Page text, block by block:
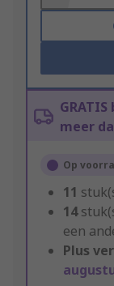
meer
Op
11
14
een
Plus